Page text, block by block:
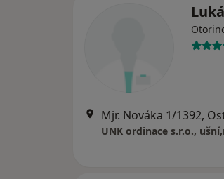
Mjr. Nováka 1/1392,
UNK ordinace s.r.o.,